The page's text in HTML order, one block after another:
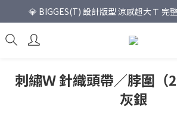
💎 BIGGES(T) 設計版型 涼感超大Ｔ 完
刺繡Ｗ 針織頭帶／脖圍（
灰銀